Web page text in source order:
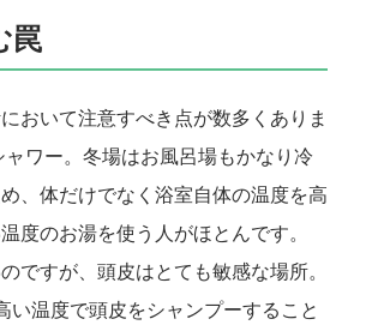
罠
おいて注意すべき点が数多くありま
ャワー。冬場はお風呂場もかなり冷
、体だけでなく浴室自体の温度を高
度のお湯を使う人がほとんです。
ですが、頭皮はとても敏感な場所。
い温度で頭皮をシャンプーすること